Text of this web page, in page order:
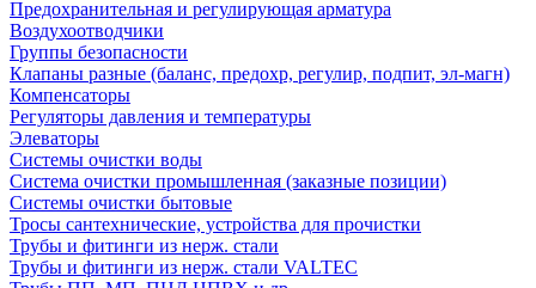
Предохранительная и регулирующая арматура
Воздухоотводчики
Группы безопасности
Клапаны разные (баланс, предохр, регулир, подпит, эл-магн)
Компенсаторы
Регуляторы давления и температуры
Элеваторы
Системы очистки воды
Система очистки промышленная (заказные позиции)
Системы очистки бытовые
Тросы сантехнические, устройства для прочистки
Трубы и фитинги из нерж. стали
Трубы и фитинги из нерж. стали VALTEC